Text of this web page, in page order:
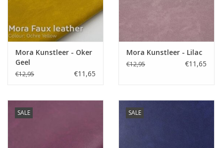
Mora Kunstleer - Oker
Geel
€12,95 €11,65
Mora Kunstleer - Lilac
€12,95 €11,65
SALE SALE